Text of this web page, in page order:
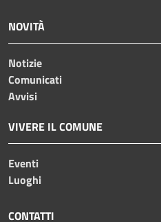
NOVITÀ
Notizie
Comunicati
Avvisi
VIVERE IL COMUNE
Eventi
Luoghi
CONTATTI